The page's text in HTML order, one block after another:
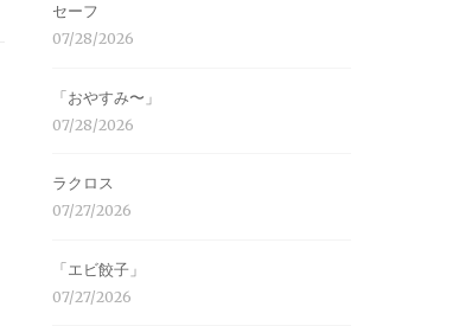
セーフ
07/28/2026
「おやすみ〜」
07/28/2026
ラクロス
07/27/2026
「エビ餃子」
07/27/2026